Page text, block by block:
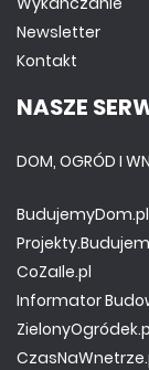
Newsletter
Kontakt
NASZE
DOM, OGRÓD I
BudujemyDom.pl
CoZaIle.pl
Informator